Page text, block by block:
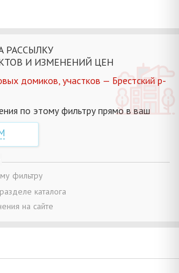
РАССЫЛКУ
И ИЗМЕНЕНИЙ ЦЕН
домиков, участков — Брестский р-
по этому фильтру прямо в ваш
фильтру
каталога
на сайте